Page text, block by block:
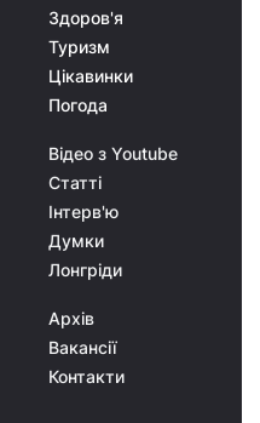
Здоров'я
Туризм
Цікавинки
Погода
Відео з Youtube
Статті
Інтерв'ю
Думки
Лонгріди
Архів
Вакансії
Контакти